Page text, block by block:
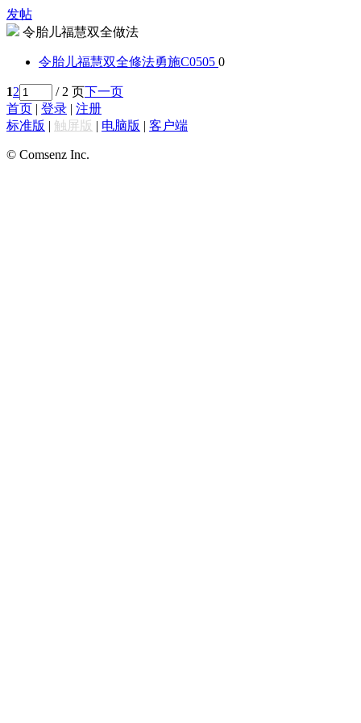
发帖
令胎儿福慧双全做法
令胎儿福慧双全修法勇施C0505 0
12 / 2 页下一页
首页 | 登录 | 注册
标准版 | 触屏版 | 电脑版 | 客户端
© Comsenz Inc.